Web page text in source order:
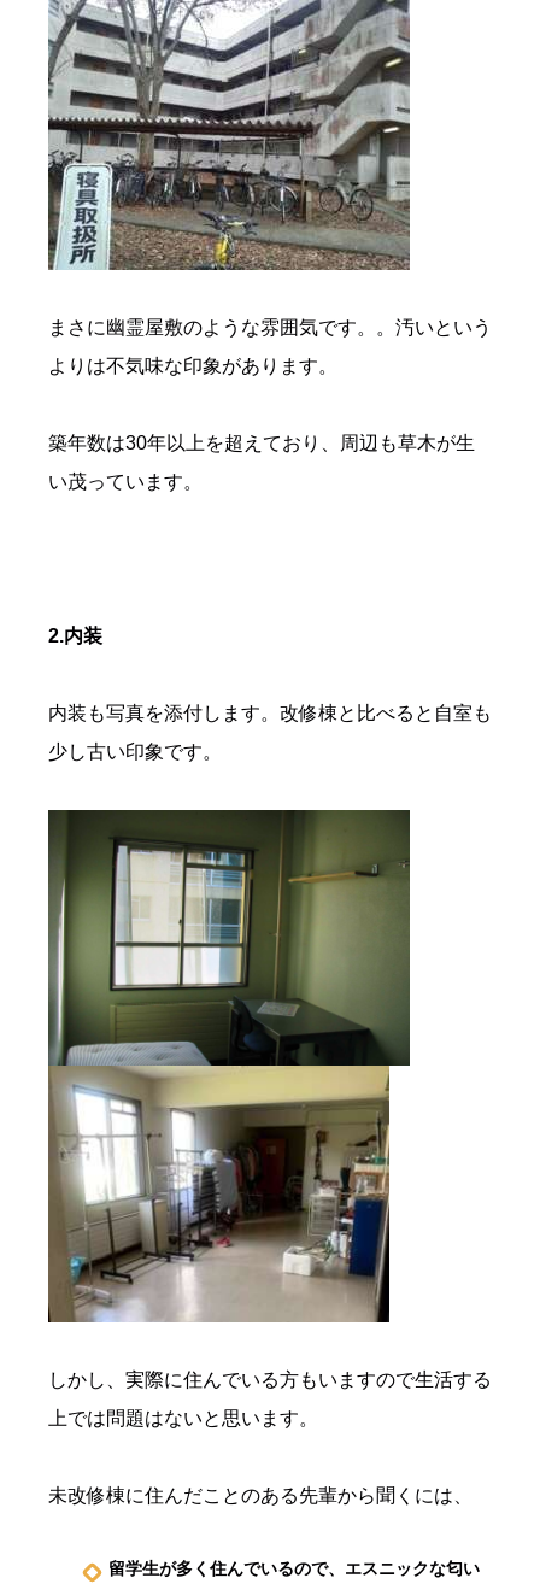
まさに幽霊屋敷のような雰囲気です。。汚いという
よりは不気味な印象があります。
築年数は30年以上を超えており、周辺も草木が生
い茂っています。
2.内装
内装も写真を添付します。改修棟と比べると自室も
少し古い印象です。
しかし、実際に住んでいる方もいますので生活する
上では問題はないと思います。
未改修棟に住んだことのある先輩から聞くには、
留学生が多く住んでいるので、エスニックな匂い